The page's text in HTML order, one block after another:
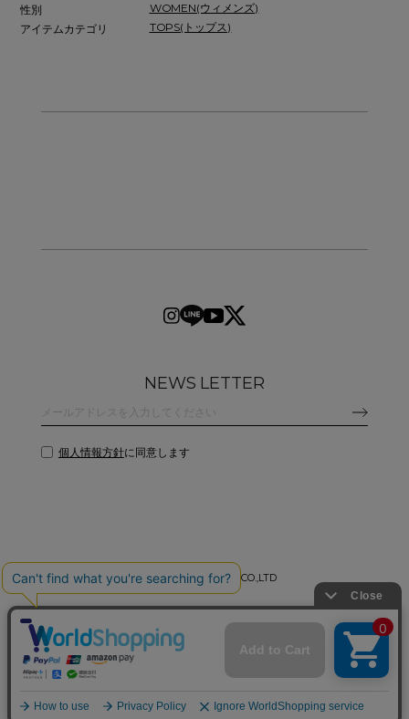
性別
WOMEN(ウィメンズ)
アイテムカテゴリ
TOPS(トップス)
NEWS LETTER
個人情報方針に同意します
©2026 CLANE DESIGN CO.,LTD